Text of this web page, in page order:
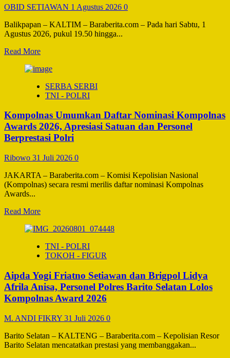
Tengah
Padatnya
Mobilitas
Masyarakat
OBID SETIAWAN 1 Agustus 2026 0
Balikpapan – KALTIM – Baraberita.com – Pada hari Sabtu, 1
Agustus 2026, pukul 19.50 hingga...
Read MoreRead
about
Pisah
Sambut
Lanud
Dhomber,
Dari
Kolonel
Kisworo
Beralih
Kepada
Kolonel
Gusti
Ngurah
Laksana
SERBA SERBI
TNI - POLRI
Kompolnas Umumkan Daftar Nominasi Kompolnas
Awards 2026, Apresiasi Satuan dan Personel
Berprestasi Polri
Ribowo 31 Juli 2026 0
JAKARTA – Baraberita.com – Komisi Kepolisian Nasional
(Kompolnas) secara resmi merilis daftar nominasi Kompolnas
Awards...
Read MoreRead
about
Umumkan
Daftar
Kompolnas
Awards
2026,
Apresiasi
dan
Personel
Berprestasi
Polri
TNI - POLRI
TOKOH - FIGUR
Aipda Yogi Friatno Setiawan dan Brigpol Lidya
Afrila Anisa, Personel Polres Barito Selatan Lolos
Kompolnas Award 2026
M. ANDI FIKRY 31 Juli 2026 0
Barito Selatan – KALTENG – Baraberita.com – Kepolisian Resor
Barito Selatan mencatatkan prestasi yang membanggakan...